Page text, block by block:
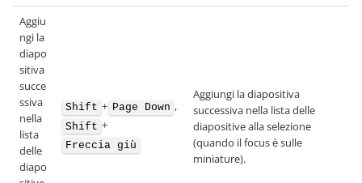
Aggiu
ngi la
diapo
sitiva
succe
ssiva
nella
lista
delle
diapo
Shift + Page Down ,
Shift +
Freccia giù
Aggiungi la diapositiva
successiva nella lista delle
diapositive alla selezione
(quando il focus è sulle
miniature).